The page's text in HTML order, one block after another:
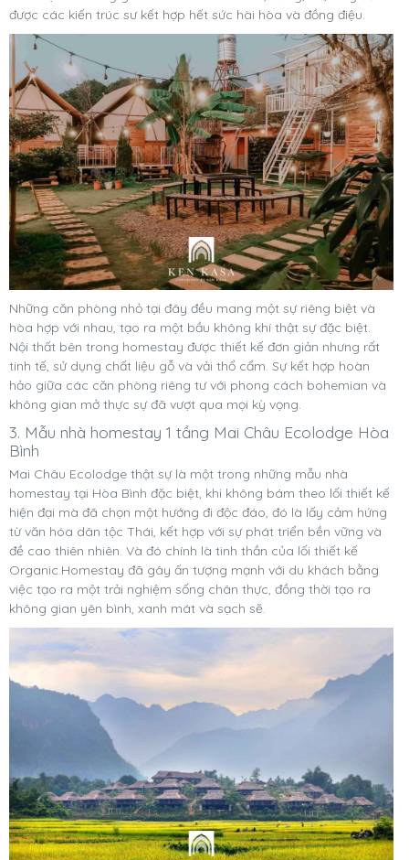
được các kiến trúc sư kết hợp hết sức hài hòa và đồng điệu.
Những căn phòng nhỏ tại đây đều mang một sự riêng biệt và
hòa hợp với nhau, tạo ra một bầu không khí thật sự đặc biệt.
Nội thất bên trong homestay được thiết kế đơn giản nhưng rất
tinh tế, sử dụng chất liệu gỗ và vải thổ cẩm. Sự kết hợp hoàn
hảo giữa các căn phòng riêng tư với phong cách bohemian và
không gian mở thực sự đã vượt qua mọi kỳ vọng.
3. Mẫu nhà homestay 1 tầng Mai Châu Ecolodge Hòa
Bình
Mai Châu Ecolodge thật sự là một trong những mẫu nhà
homestay tại Hòa Bình đặc biệt, khi không bám theo lối thiết kế
hiện đại mà đã chọn một hướng đi độc đáo, đó là lấy cảm hứng
từ văn hóa dân tộc Thái, kết hợp với sự phát triển bền vững và
đề cao thiên nhiên. Và đó chính là tinh thần của lối thiết kế
Organic.Homestay đã gây ấn tượng mạnh với du khách bằng
việc tạo ra một trải nghiệm sống chân thực, đồng thời tạo ra
không gian yên bình, xanh mát và sạch sẽ.